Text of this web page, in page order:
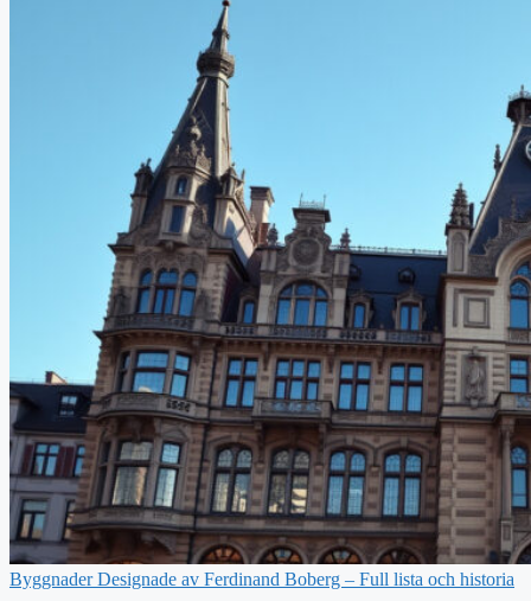
Byggnader Designade av Ferdinand Boberg – Full lista och historia